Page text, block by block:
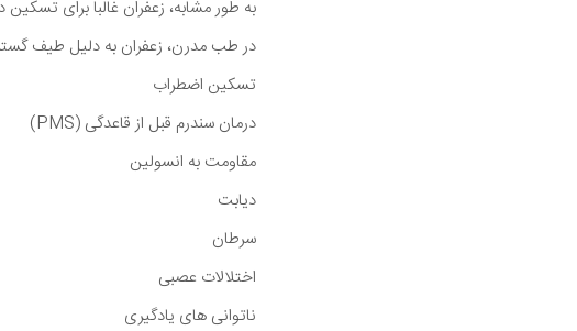
به طور مشابه، زعفران غالباً برای
در طب مدرن، زعفران به دلیل طیف
تسکین اضطراب
درمان سندرم قبل از قاعدگی (PMS)
مقاومت به انسولین
دیابت
سرطان
اختلالات عصبی
ناتوانی های یادگیری